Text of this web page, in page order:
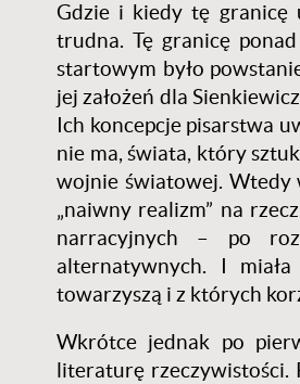
Gdzie i kiedy tę granicę
trudna. Tę granicę
startowym było
jej założeń dla
Ich koncepcje pisarstwa
nie ma, świata, który
wojnie światowej. Wtedy
„naiwny realizm” na
narracyjnych – po
alternatywnych. I
towarzyszą i z których
Wkrótce jednak po
literaturę rzeczywistości.